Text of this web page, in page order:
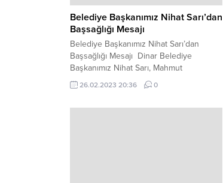
Belediye Başkanımız Nihat Sarı’dan
Başsağlığı Mesajı
Belediye Başkanımız Nihat Sarı’dan
Başsağlığı Mesajı Dinar Belediye
Başkanımız Nihat Sarı, Mahmut
Özkaya’nın vefatı dolayısıyla bir
başsağlığı mesajı yayımladı. Dinar
26.02.2023 20:36 0